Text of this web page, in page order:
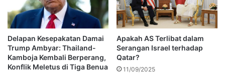
Delapan Kesepakatan Damai
Trump Ambyar: Thailand-
Kamboja Kembali Berperang,
Konflik Meletus di Tiga Benua
Apakah AS Terlibat dalam
Serangan Israel terhadap
Qatar?
11/09/2025